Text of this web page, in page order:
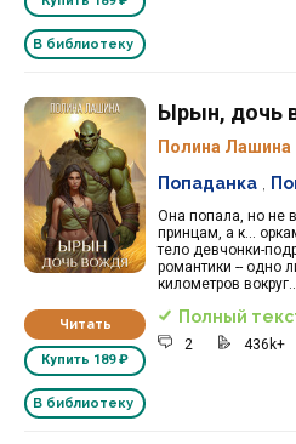
В библиотеку
Читать
Купить 189 ₽
В библиотеку
Ырын, дочь
Полина Лашина
Она попала, но не
принцам, а к...
тело девчонки-
романтики -- одно
километров вокруг....
Попаданка
Полный
2 436k+